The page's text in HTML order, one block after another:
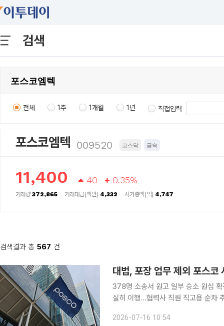
검색
전체 1주 1개월 1년 직접입력
포스코엠텍 009520 코스닥 금속
11,400 40 0.35%
거래량372,865 거래대금(백만) 4,332 시가총액(억) 4,747
검색결과 총 567 건
대법, 포장 업무 제외 포스
378명 소송서 원고 일부 승소 원심
실히 이행…협력사 직원 직고용 순차 추진” 대법원이 포스코 사내 협력업체 직원 대부
업체 직원 378명이 회사를 상대로 제
2026-07-16 10:54